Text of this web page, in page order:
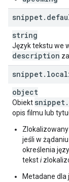
},
"
"
"
"
"
},
"
"
"
"
"
},
"
string
snippet.
string
Język tekstu we
description
snippet.
object
Obiekt snippet.
opis filmu lub
jeśli w żądaniu
określenia
teksti
Metadane dla